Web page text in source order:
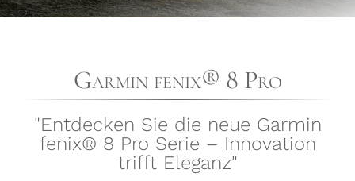
Garmin fenix® 8 Pro
"Entdecken Sie die neue Garmin
fenix® 8 Pro Serie – Innovation
trifft Eleganz"